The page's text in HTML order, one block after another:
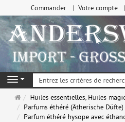
Commander Votre compte
Navigation
Page
d'accueil
Huiles essentielles, Huiles
Parfums éthéré (Ätherische
Parfum éthéré hysope avec